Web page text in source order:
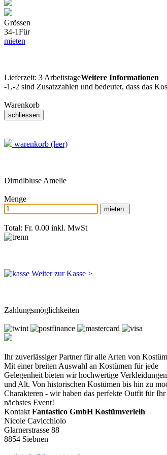
Grössen
34-1Für
mieten
Lieferzeit: 3 ArbeitstageWeitere Informationen
-1,-2 sind Zusatzzahlen und bedeutet, dass das
Warenkorb
warenkorb (leer)
Dirndlbluse Amelie
Menge
Total: Fr. 0.00 inkl. MwSt
Weiter zur Kasse >
Zahlungsmöglichkeiten
Ihr zuverlässiger Partner für alle Arten von
Mit einer breiten Auswahl an Kostümen für jede
Gelegenheit bieten wir hochwertige
und Alt. Von historischen Kostümen bis hin zu
Charakteren - wir haben das perfekte Outfit für Ihr
nächstes Event!
Kontakt Fantastico GmbH Kostümverleih
Nicole Cavicchiolo
Glarnerstrasse 88
8854 Siebnen